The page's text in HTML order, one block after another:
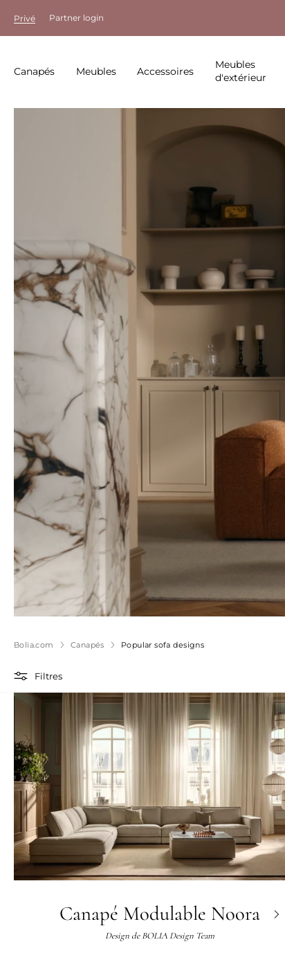
Privé Partner login
Canapés Meubles Accessoires
Meubles
d'extérieur
Bolia.com Canapés Popular sofa designs
Filtres
Canapé Modulable Noora
Design deBOLIA Design Team